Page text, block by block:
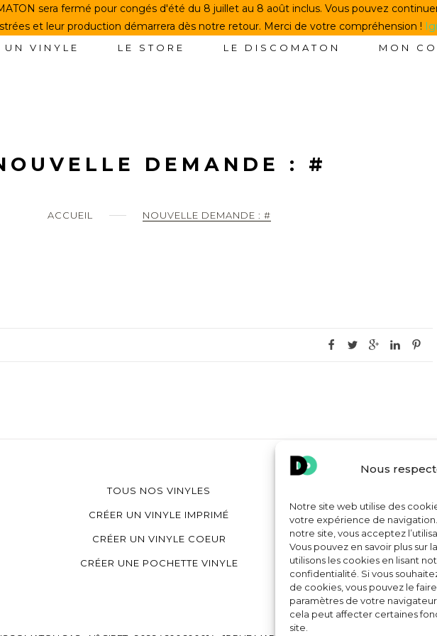
Nous
Notre site web utilise des
votre expérience de
notre site, vous acceptez
Vous pouvez en savoir plus sur
utilisons les cookies en lisant
confidentialité. Si vous
de cookies, vous pouvez le
paramètres de votre
cela peut affecter certaines
site.
UN VINYLE LE STORE LE DISCOMATON MON
ACCUEIL NOUVELLE DEMANDE : #
DEMANDE : #
TOUS NOS VINYLES
CRÉER UN VINYLE IMPRIMÉ
CRÉER UN VINYLE COEUR
CRÉER UNE POCHETTE VINYLE
sera fermé pour congés d'été du 8 juillet au 8 août inclus. Vous pouvez
et leur production démarrera dès notre retour. Merci de votre compréhension !